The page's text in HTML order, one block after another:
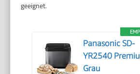
geeignet.
Panasonic SD-
YR2540
Grau